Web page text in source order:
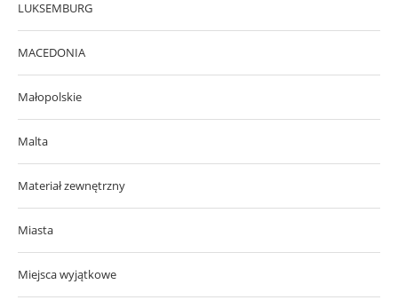
LUKSEMBURG
MACEDONIA
Małopolskie
Malta
Materiał zewnętrzny
Miasta
Miejsca wyjątkowe